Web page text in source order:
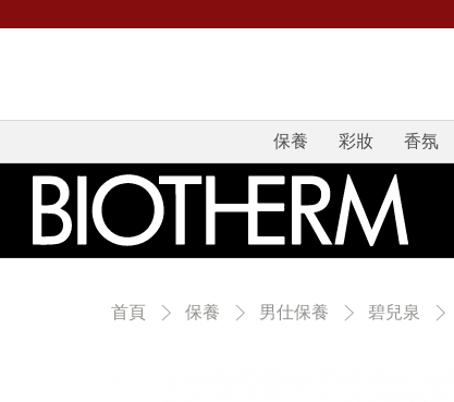
保養 彩妝 香氛
首頁 保養 男仕保養 碧兒泉